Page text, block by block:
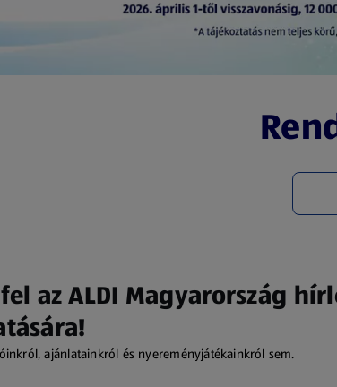
az ALDI Magyarország
ajánlatainkról és nyereményjátékainkról sem.